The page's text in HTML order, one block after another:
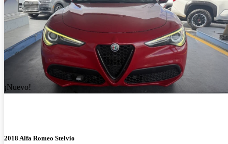
¡Nuevo!
2018 Alfa Romeo Stelvio